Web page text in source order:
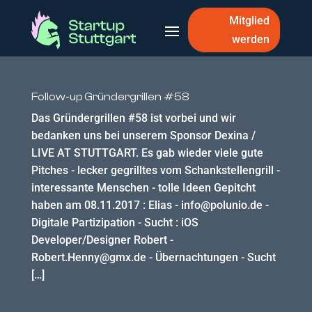
Mitglied
werden
Follow-up Gründergrillen #58
Das Gründergrillen #58 ist vorbei und wir
bedanken uns bei unserem Sponsor Dexina /
LIVE AT STUTTGART. Es gab wieder viele gute
Pitches - lecker gegrilltes vom Schankstellengrill -
interessante Menschen - tolle Ideen Gepitcht
haben am 08.11.2017 : Elias - info@polunio.de -
Digitale Partizipation - Sucht : iOS
Developer/Designer Robert -
Robert.Henny@gmx.de - Übernachtungen - Sucht
[…]